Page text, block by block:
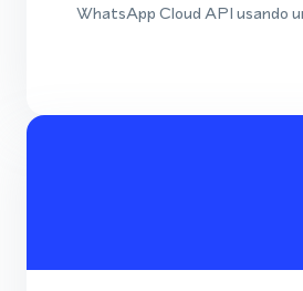
WhatsApp Cloud API usando